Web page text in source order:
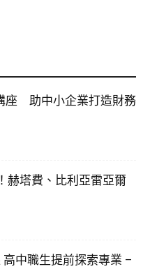
座 助中小企業打造財務
赫塔費、比利亞雷亞爾
中職生提前探索專業 –